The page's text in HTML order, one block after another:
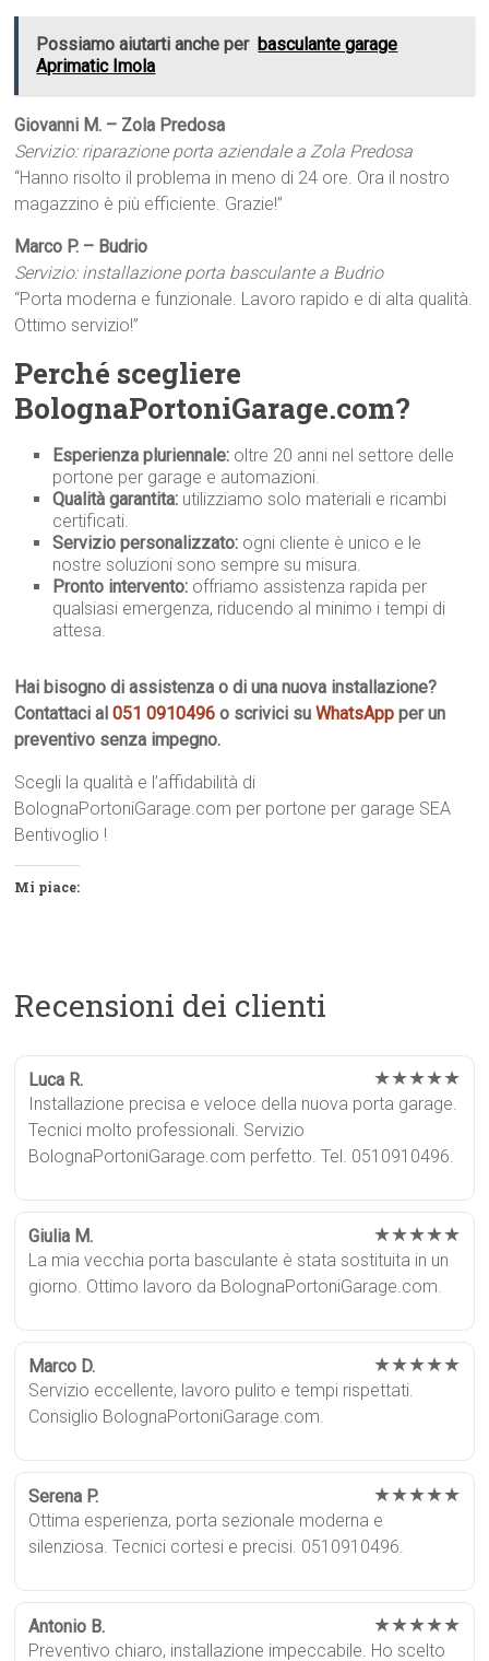
Possiamo aiutarti anche per basculante garage
Aprimatic Imola
Giovanni M. – Zola Predosa
Servizio: riparazione porta aziendale a Zola Predosa
“Hanno risolto il problema in meno di 24 ore. Ora il nostro
magazzino è più efficiente. Grazie!”
Marco P. – Budrio
Servizio: installazione porta basculante a Budrio
“Porta moderna e funzionale. Lavoro rapido e di alta qualità.
Ottimo servizio!”
Perché scegliere
BolognaPortoniGarage.com?
Esperienza pluriennale: oltre 20 anni nel settore delle
portone per garage e automazioni.
Qualità garantita: utilizziamo solo materiali e ricambi
certificati.
Servizio personalizzato: ogni cliente è unico e le
nostre soluzioni sono sempre su misura.
Pronto intervento: offriamo assistenza rapida per
qualsiasi emergenza, riducendo al minimo i tempi di
attesa.
Hai bisogno di assistenza o di una nuova installazione?
Contattaci al051 0910496 o scrivici suWhatsApp per un
preventivo senza impegno.
Scegli la qualità e l’affidabilità di
BolognaPortoniGarage.com per portone per garage SEA
Bentivoglio !
Mi piace:
Recensioni dei clienti
Luca R. ★★★★★
Installazione precisa e veloce della nuova porta garage.
Tecnici molto professionali. Servizio
BolognaPortoniGarage.com perfetto. Tel. 0510910496.
Giulia M. ★★★★★
La mia vecchia porta basculante è stata sostituita in un
giorno. Ottimo lavoro da BolognaPortoniGarage.com.
Marco D. ★★★★★
Servizio eccellente, lavoro pulito e tempi rispettati.
Consiglio BolognaPortoniGarage.com.
Serena P. ★★★★★
Ottima esperienza, porta sezionale moderna e
silenziosa. Tecnici cortesi e precisi. 0510910496.
Antonio B. ★★★★★
Preventivo chiaro, installazione impeccabile. Ho scelto